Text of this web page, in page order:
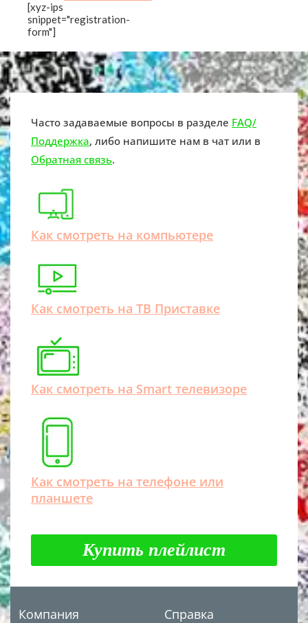
[xyz-ips
snippet="registration-
form"]
Часто задаваемые вопросы в разделе FAQ/
Поддержка, либо напишите нам в чат или в
Обратная связь.
Как смотреть на компьютере
Как смотреть на ТВ Приставке
Как смотреть на Smart телевизоре
Как смотреть на телефоне или
планшете
Купить плейлист
Компания Справка